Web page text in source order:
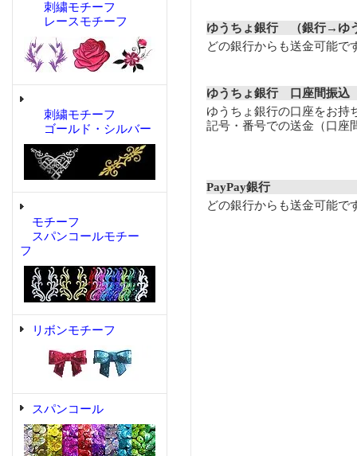
刺繍モチーフ
レースモチーフ
刺繍モチーフ
ゴールド・シルバー
モチーフ
スパンコールモチー
フ
リボンモチーフ
スパンコール
ゆうちょ銀行 （銀行→ゆ
どの銀行からも送金可能で
ゆうちょ銀行 口座間振込
ゆうちょ銀行の口座をお持
記号・番号での送金（口座
PayPay銀行
どの銀行からも送金可能で